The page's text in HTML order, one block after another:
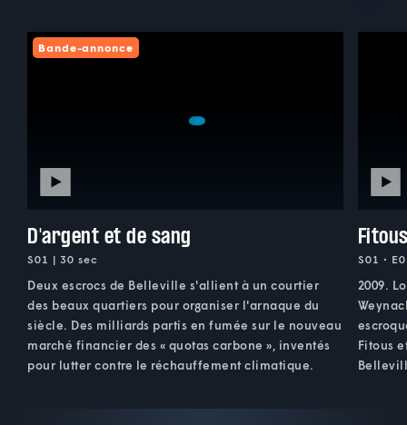
Bande-annonce
D'argent et de sang
S01 | 30 sec
Deux escrocs de Belleville s'allient à un courtier
des beaux quartiers pour organiser l'arnaque du
siècle. Des milliards partis en fumée sur le nouveau
marché financier des « quotas carbone », inventés
pour lutter contre le réchauffement climatique.
S01 •
2009.
Fitous